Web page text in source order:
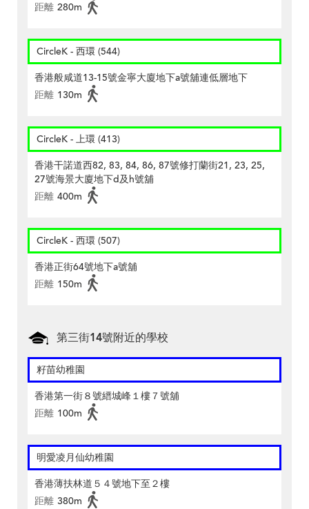
距離 280m
CircleK - 西環 (544)
香港般咸道13-15號金寧大廈地下a號舖連低層地下
距離 130m
CircleK - 上環 (413)
香港干諾道西82, 83, 84, 86, 87號修打蘭街21, 23, 25,
27號海景大廈地下d及h號舖
距離 400m
CircleK - 西環 (507)
香港正街64號地下a號舖
距離 150m
第三街14號附近的學校
籽苗幼稚園
香港第一街８號縉城峰１樓７號舖
距離 100m
明愛凌月仙幼稚園
香港薄扶林道５４號地下至２樓
距離 380m